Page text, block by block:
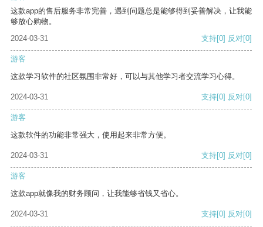
这款app的售后服务非常完善，遇到问题总是能够得到妥善解决，让我能
够放心购物。
2024-03-31
支持[0] 反对[0]
游客
这款学习软件的社区氛围非常好，可以与其他学习者交流学习心得。
2024-03-31 支持[0] 反对[0]
游客
这款软件的功能非常强大，使用起来非常方便。
2024-03-31 支持[0] 反对[0]
游客
这款app就像我的财务顾问，让我能够省钱又省心。
2024-03-31 支持[0] 反对[0]